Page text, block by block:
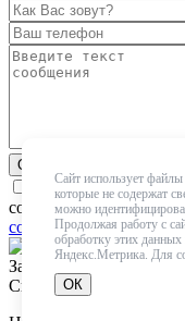
Сайт использует
которые не содержат
можно
Продолжая работу с
обработку этих данных
Яндекс.Метрика. Для
ОК
Отправить
Даюсогласиена
соответствии с
согласиена получение
Закрыть
Спасибо! Мы получили